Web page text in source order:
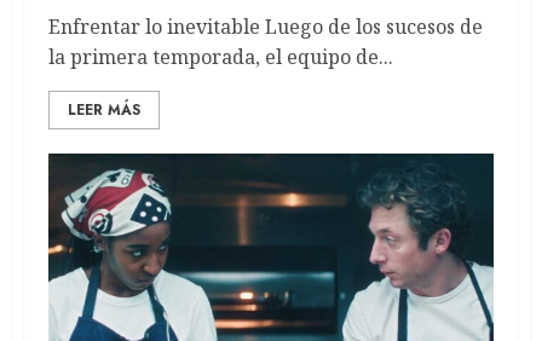
Enfrentar lo inevitable Luego de los sucesos de
la primera temporada, el equipo de...
LEER MÁS